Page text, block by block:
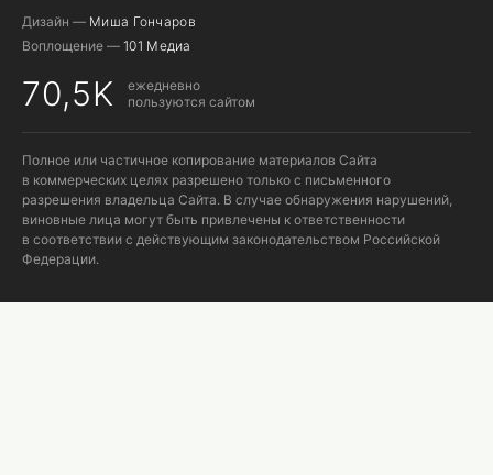
Дизайн — Миша Гончаров
Воплощение — 101 Медиа
70,5K
ежедневно
пользуются сайтом
Полное или частичное копирование материалов Сайта
в коммерческих целях разрешено только с письменного
разрешения владельца Сайта. В случае обнаружения нарушений,
виновные лица могут быть привлечены к ответственности
в соответствии с действующим законодательством Российской
Федерации.